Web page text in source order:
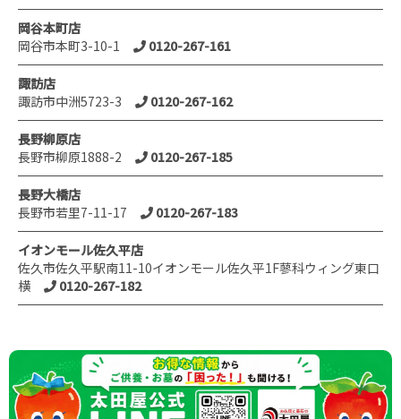
岡谷本町店
岡谷市本町3-10-1
0120-267-161
諏訪店
諏訪市中洲5723-3
0120-267-162
長野柳原店
長野市柳原1888-2
0120-267-185
長野大橋店
長野市若里7-11-17
0120-267-183
イオンモール佐久平店
佐久市佐久平駅南11-10イオンモール佐久平1F蓼科ウィング東口
横
0120-267-182